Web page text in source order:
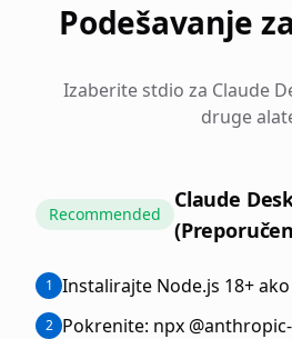
Podešavanje
Izaberite stdio za Claude
druge
Recommended
Claude
1 Instalirajte Node.js 18+
2 Pokrenite: npx